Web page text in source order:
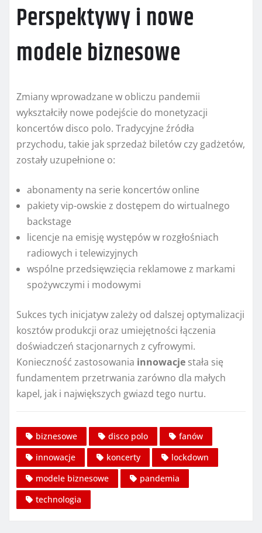
Perspektywy i nowe
modele biznesowe
Zmiany wprowadzane w obliczu pandemii
wykształciły nowe podejście do monetyzacji
koncertów disco polo. Tradycyjne źródła
przychodu, takie jak sprzedaż biletów czy gadżetów,
zostały uzupełnione o:
abonamenty na serie koncertów online
pakiety vip-owskie z dostępem do wirtualnego
backstage
licencje na emisję występów w rozgłośniach
radiowych i telewizyjnych
wspólne przedsięwzięcia reklamowe z markami
spożywczymi i modowymi
Sukces tych inicjatyw zależy od dalszej optymalizacji
kosztów produkcji oraz umiejętności łączenia
doświadczeń stacjonarnych z cyfrowymi.
Konieczność zastosowania innowacje stała się
fundamentem przetrwania zarówno dla małych
kapel, jak i największych gwiazd tego nurtu.
biznesowe disco polo
fanów
innowacje
koncerty
lockdown
modele biznesowe
pandemia
technologia